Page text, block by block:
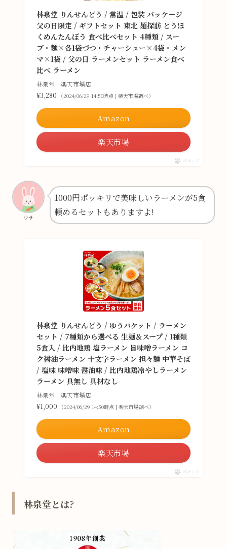
林泉堂 りんせんどう / 常温 / 包装 パッケージ
父の日限定 / ギフトセット 東北 麺探訪 とうほ
くめんたんぼう 食べ比べセット 4種類 / スー
プ・麺×各1袋づつ・チャーシュー×4袋・メン
マ×1袋 / 父の日 ラーメンセット ラーメン食べ
比べ ラーメン
林泉堂 楽天市場店
¥3,280
（2024/06/29 14:50時点 | 楽天市場調べ）
Amazon
楽天市場
ポチップ
ウサ
1000円ポッキリで美味しいラーメンが5食
頼めるセットもありますよ!
林泉堂 りんせんどう / ゆうパケット / ラーメン
セット / 7種類から選べる 生麺＆スープ / 1種類
5食入 / 比内地鶏 塩ラーメン 旨味噌ラーメン コ
ク醤油ラーメン 十文字ラーメン 担々麺 中華そば
/ 塩味 味噌味 醤油味 / 比内地鶏冷やしラーメン
ラーメン 具無し 具材なし
林泉堂 楽天市場店
¥1,000
（2024/06/29 14:50時点 | 楽天市場調べ）
Amazon
楽天市場
ポチップ
林泉堂とは?